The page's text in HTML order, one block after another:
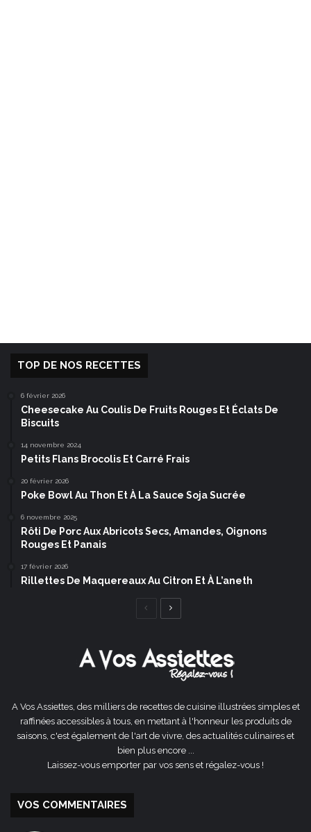
TOP DE NOS RECETTES
6 février 2026
Cheesecake Au Coulis De Fruits Rouges Et Éclats De
Biscuits
14 novembre 2024
Petits Flans Brocolis Et Carré Frais
20 février 2026
Poke Bowl Au Thon Et À La Sauce Soja Sucrée
6 novembre 2025
Rôti De Porc Aux Abricots Secs, Amandes, Oignons
Rouges Et Panais
17 février 2026
Rillettes De Maquereaux Au Citron Et À L’aneth
Page
A Vos Assiettes, des milliers de recettes de cuisine illustrées simples et
raffinées accessibles à tous, en mettant à l'honneur les produits de
saisons, c'est également de l'art de vivre, des actualités culinaires et
bien plus encore ...
Laissez-vous emporter par vos sens et régalez-vous !
VOS COMMENTAIRES